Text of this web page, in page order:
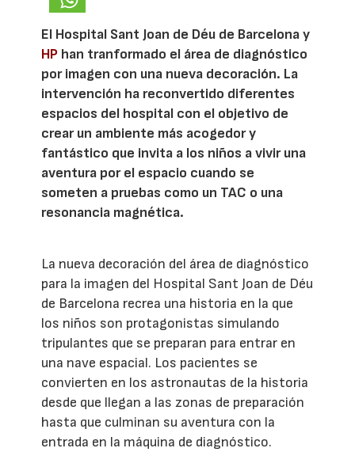
El Hospital Sant Joan de Déu de Barcelona y
HP han tranformado el área de diagnóstico
por imagen con una nueva decoración. La
intervención ha reconvertido diferentes
espacios del hospital con el objetivo de
crear un ambiente más acogedor y
fantástico que invita a los niños a vivir una
aventura por el espacio cuando se
someten a pruebas como un TAC o una
resonancia magnética.
La nueva decoración del área de diagnóstico
para la imagen del Hospital Sant Joan de Déu
de Barcelona recrea una historia en la que
los niños son protagonistas simulando
tripulantes que se preparan para entrar en
una nave espacial. Los pacientes se
convierten en los astronautas de la historia
desde que llegan a las zonas de preparación
hasta que culminan su aventura con la
entrada en la máquina de diagnóstico.